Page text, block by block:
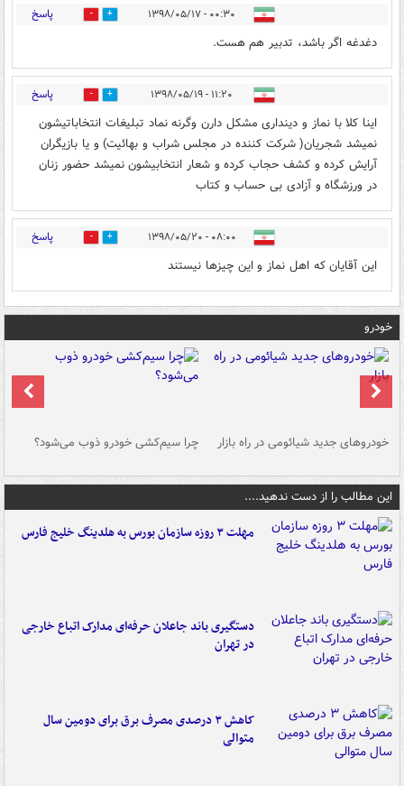
۰۰:۳۰ - ۱۳۹۸/۰۵/۱۷ 6 پاسخ
دغدغه اگر باشد، تدبیر هم هست.
۱۱:۲۰ - ۱۳۹۸/۰۵/۱۹ 2 پاسخ
اینا کلا با نماز و دینداری مشکل دارن وگرنه نماد تبلیغات انتخاباتیشون
نمیشد شجریان( شرکت کننده در مجلس شراب و بهائیت) و یا بازیگران
آرایش کرده و کشف حجاب کرده و شعار انتخابیشون نمیشد حضور زنان
در ورزشگاه و آزادی بی حساب و کتاب
۰۸:۰۰ - ۱۳۹۸/۰۵/۲۰ 2 پاسخ
اين آقايان كه اهل نماز و اين چيزها نيستند
خودرو
خودروهای جدید شیائومی در راه بازار چرا سیم‌کشی خودرو ذوب می‌شود؟
این مطالب را از دست ندهید....
مهلت ۳ روزه سازمان بورس به هلدینگ خلیج فارس
دستگیری باند جاعلان حرفه‌ای مدارک اتباع خارجی
در تهران
کاهش ۳ درصدی مصرف برق برای دومین سال
متوالی